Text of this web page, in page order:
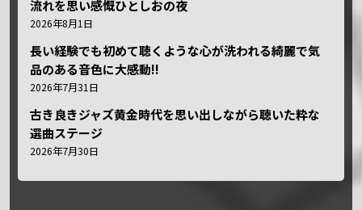
流れを思い感慨ひとしおの夜
2026年8月1日
長い経験でも初めて聴くような心が洗われる綺麗で気
品のある音色に大感動!!
2026年7月31日
古き良きジャズ黄金時代を思い出しながら聴いた粋な
選曲ステージ
2026年7月30日